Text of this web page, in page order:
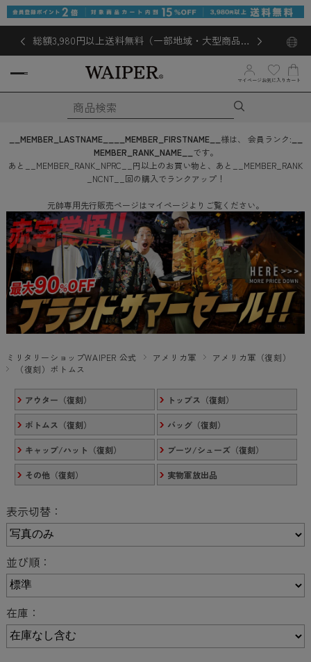
総額3,980円以上送料無料（一部地域・大型商品対
マイページ お気に入り カート
__MEMBER_LASTNAME__ __MEMBER_FIRSTNAME__ 様は、 会員ランク:
MEMBER_RANK_NAME__ です。
あと
__MEMBER_RANK_NPRC__ 円以上のお買い物と、あと
__MEMBER_RANK
_NCNT__ 回の購入でランクアップ！
元帥専用先行販売ページはマイページよりご覧ください。
ミリタリーショップWAIPER 公式 アメリカ軍
アメリカ軍（復刻）
（復刻）ボトムス
アウター（復刻） トップス（復刻）
ボトムス（復刻） バッグ（復刻）
キャップ/ハット（復刻） ブーツ/シューズ（復刻）
その他（復刻） 実物軍放出品
表示切替：
並び順：
在庫：